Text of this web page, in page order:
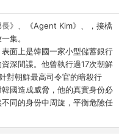
》、《Agent Kim》、，接檔
集。
面上是韓國一家小型儲蓄銀行
深間諜。他曾執行過17次朝鮮
對朝鮮最高司令官的暗殺行
國造成威脅，他的真實身份必
同的身份中周旋，平衡危險任